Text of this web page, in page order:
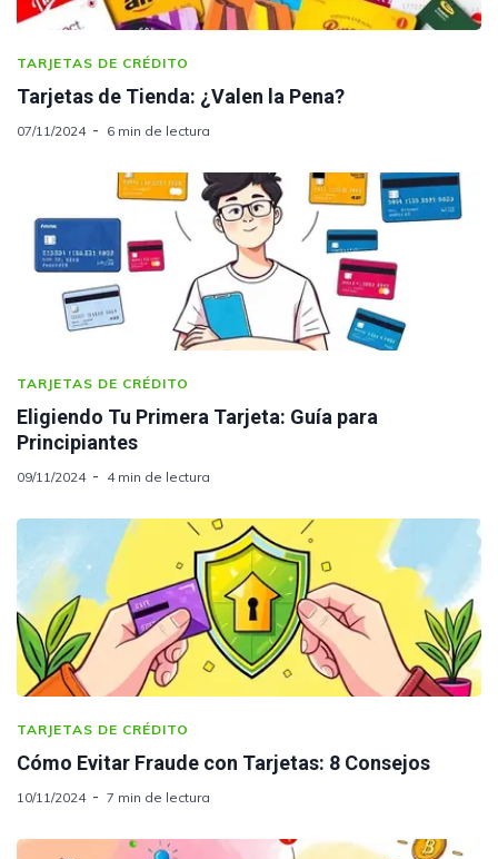
TARJETAS DE CRÉDITO
Tarjetas de Tienda: ¿Valen la Pena?
07/11/2024 6 min de lectura
TARJETAS DE CRÉDITO
Eligiendo Tu Primera Tarjeta: Guía para
Principiantes
09/11/2024 4 min de lectura
TARJETAS DE CRÉDITO
Cómo Evitar Fraude con Tarjetas: 8 Consejos
10/11/2024 7 min de lectura